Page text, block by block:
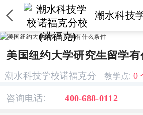
潮水科技

美国纽约大学研究生留学
潮水科技学校诺福克分
教学点: 0
咨询电话: 400-688-0112